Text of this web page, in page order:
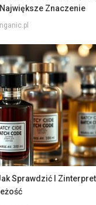
Znaczenie
Sprawdzić I